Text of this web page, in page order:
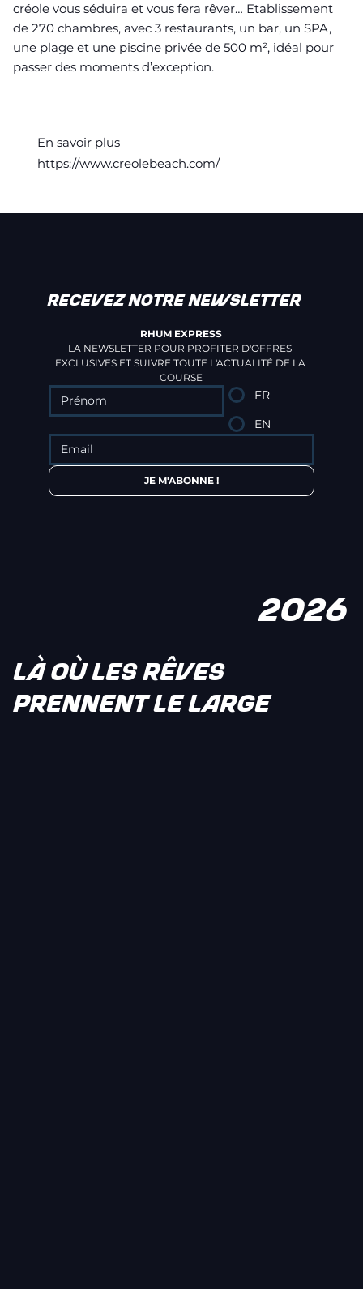
créole vous séduira et vous fera rêver… Etablissement
de 270 chambres, avec 3 restaurants, un bar, un SPA,
une plage et une piscine privée de 500 m², idéal pour
passer des moments d’exception.
En savoir plus
https://www.creolebeach.com/
LÀ OÙ LES RÊVES
PRENNENT LE LARGE
RECEVEZ NOTRE NEWSLETTER
RHUM EXPRESS
LA NEWSLETTER POUR PROFITER D'OFFRES
EXCLUSIVES ET SUIVRE TOUTE L'ACTUALITÉ DE LA
COURSE
FR
EN
JE M'ABONNE !
2026